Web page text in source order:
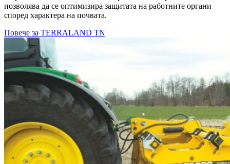
позволява да се оптимизира защитата на работните органи
според характера на почвата.
Повече за TERRALAND TN